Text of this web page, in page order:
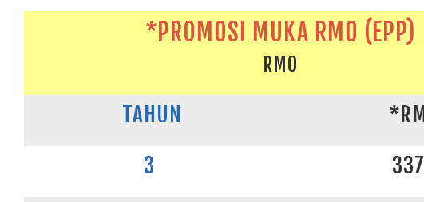
*PROMOSI MUKA RM0 (EPP)
RM0
TAHUN *RM
3
337